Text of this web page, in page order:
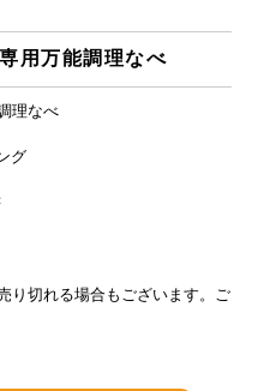
用万能調理なべ
理なべ
グ
り切れる場合もございます。ご